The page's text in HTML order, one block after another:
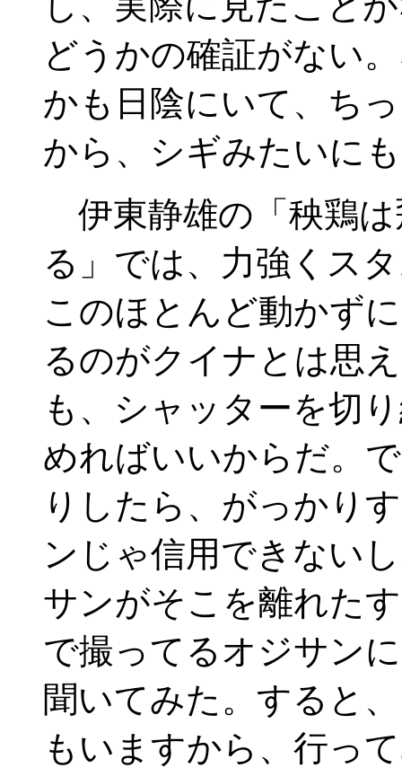
どうかの確証がない
かも日陰にいて、ち
から、シギみたいに
伊東静雄の「秧鶏
る」では、力強くス
このほとんど動かず
るのがクイナとは思
も、シャッターを切
めればいいからだ。
りしたら、がっかり
ンじゃ信用できない
サンがそこを離れた
で撮ってるオジサン
聞いてみた。すると
もいますから、行っ